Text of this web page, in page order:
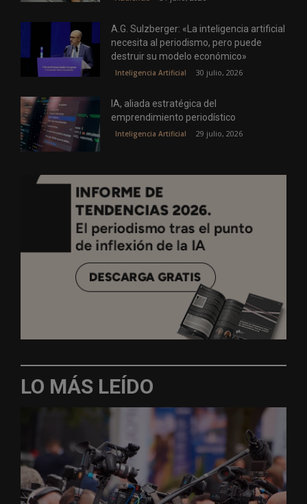
A.G. Sulzberger: «La inteligencia artificial
necesita al periodismo, pero puede
destruir su modelo económico»
Inteligencia Artificial 30 julio, 2026
IA, aliada estratégica del
emprendimiento periodístico
Inteligencia Artificial 29 julio, 2026
LO MÁS LEÍDO